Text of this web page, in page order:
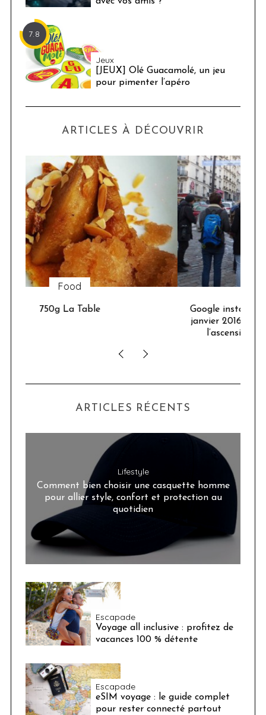
7.8
Jeux
[JEUX] Olé Guacamolé, un jeu
pour pimenter l’apéro
ARTICLES À DÉCOUVRIR
Sorties
Google installe un chalet à Paris du 21 au 24
janvier 2016, pour nous permette de réaliser
l’ascension (virtuelle) du Mont-Blanc
ARTICLES RÉCENTS
Lifestyle
Comment bien choisir une casquette homme
pour allier style, confort et protection au
quotidien
Escapade
Voyage all inclusive : profitez de
vacances 100 % détente
Escapade
eSIM voyage : le guide complet
pour rester connecté partout